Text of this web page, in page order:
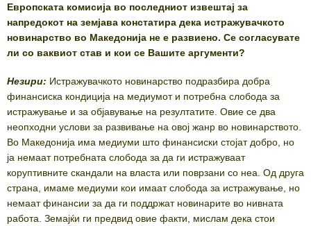
Европската комисија во последниот извештај за
напредокот на земјава констатира дека истражувачкото
новинарство во Македонија не е развиено. Се согласувате
ли со ваквиот став и кои се Вашите аргументи?
Незири: Истражувачкото новинарство подразбира добра
финансиска кондиција на медиумот и потребна слобода за
истражување и за објавување на резултатите. Овие се два
неопходни услови за развивање на овој жанр во новинарството.
Во Македонија има медиуми што финансиски стојат добро, но
ја немаат потребната слобода за да ги истражуваат
коруптивните скандали на власта или поврзани со неа. Од друга
страна, имаме медиуми кои имаат слобода за истражување, но
немаат финансии за да ги поддржат новинарите во нивната
работа. Земајќи ги предвид овие факти, мислам дека стои